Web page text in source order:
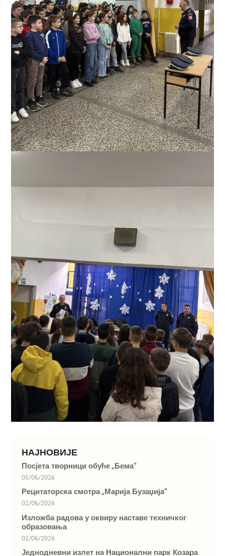
НАЈНОВИЈЕ
Посјета творници обуће „Бема“
05/06/2026
Рецитаторска смотра „Марија Бузаџија“
02/06/2026
Изложба радова у оквиру наставе техничког
образовања
02/06/2026
Једнодневни излет на Национални парк Козара